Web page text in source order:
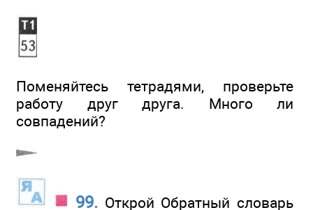
Поменяйтесь тетрадями, проверьте
работу друг друга. Много ли
совпадений?
99. Открой Обратный словарь